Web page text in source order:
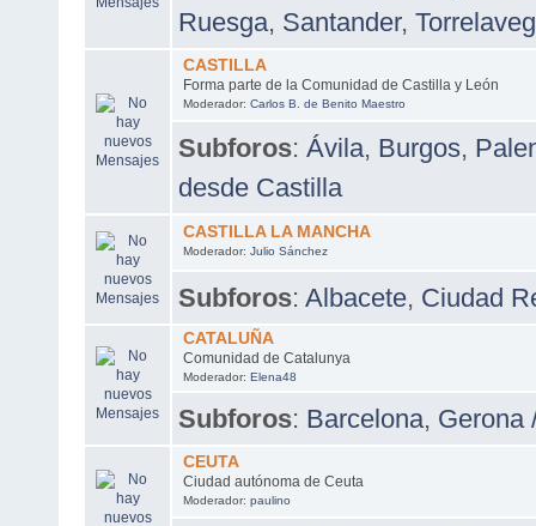
Ruesga, Santander,
CASTILLA
Forma parte de la Comunidad de Castilla y León
Moderador: Carlos B. de Benito Maestro
Subforos: Ávila, Burgos,
desde Castilla
CASTILLA LA MANCHA
Moderador: Julio Sánchez
Subforos: Albacete, Ciudad
CATALUÑA
Comunidad de Catalunya
Moderador: Elena48
Subforos: Barcelona, Gerona
CEUTA
Ciudad autónoma de Ceuta
Moderador: paulino